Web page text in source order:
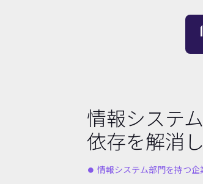
情報システ
依存を解消
⏺︎ 情報システム部門を持つ企